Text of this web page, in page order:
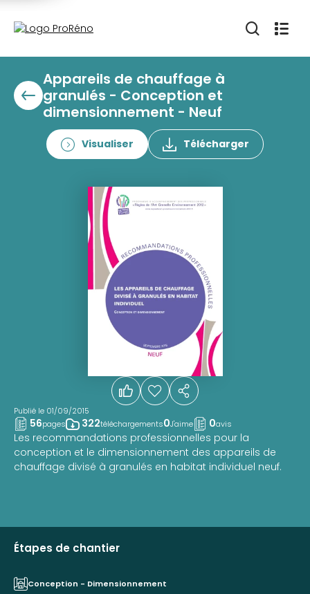
Appareils de chauffage à
granulés - Conception et
dimensionnement - Neuf
Visualiser Télécharger
Publié le 01/09/2015
56pages 322téléchargements0J'aime 0avis
Les recommandations professionnelles pour la
conception et le dimensionnement des appareils de
chauffage divisé à granulés en habitat individuel neuf.
Étapes de chantier
Conception - Dimensionnement